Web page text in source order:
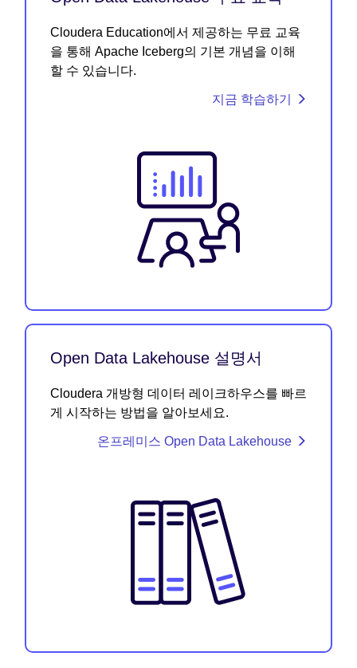
Cloudera Education에서 제공하는 무료 교육
을 통해 Apache Iceberg의 기본 개념을 이해
할 수 있습니다.
지금 학습하기
Open Data Lakehouse 설명서
Cloudera 개방형 데이터 레이크하우스를 빠르
게 시작하는 방법을 알아보세요.
온프레미스 Open Data Lakehouse